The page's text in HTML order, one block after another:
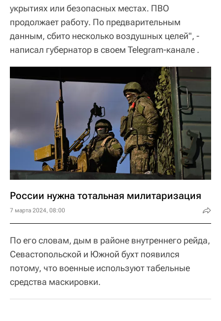
укрытиях или безопасных местах. ПВО
продолжает работу. По предварительным
данным, сбито несколько воздушных целей", -
написал губернатор в своем Telegram-канале .
России нужна тотальная милитаризация
7 марта 2024, 08:00
По его словам, дым в районе внутреннего рейда,
Севастопольской и Южной бухт появился
потому, что военные используют табельные
средства маскировки.